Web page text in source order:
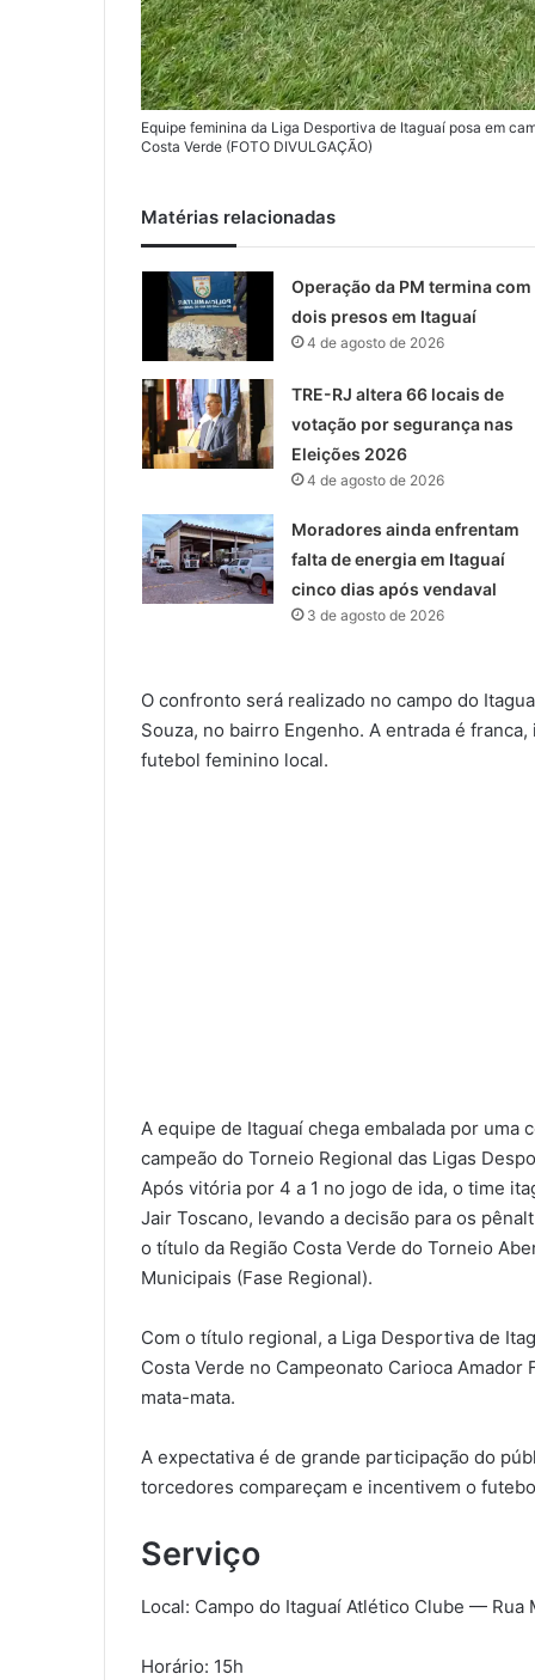
Equipe feminina da Liga Desportiva de Itaguaí posa em
Costa Verde (FOTO DIVULGAÇÃO)
Matérias relacionadas
Operação da PM termina com
dois presos em Itaguaí
4 de agosto de 2026
TRE-RJ altera 66 locais de
votação por segurança nas
Eleições 2026
4 de agosto de 2026
Moradores ainda enfrentam
falta de energia em Itaguaí
cinco dias após vendaval
3 de agosto de 2026
O confronto será realizado no campo do
Souza, no bairro Engenho. A entrada é
futebol feminino local.
A equipe de Itaguaí chega embalada por
campeão do Torneio Regional das Ligas
Após vitória por 4 a 1 no jogo de ida, o time
Jair Toscano, levando a decisão para os
o título da Região Costa Verde do Torneio
Municipais (Fase Regional).
Com o título regional, a Liga Desportiva de
Costa Verde no Campeonato Carioca
mata-mata.
A expectativa é de grande participação do
torcedores compareçam e incentivem o
Serviço
Local: Campo do Itaguaí Atlético Clube — Rua
Horário: 15h